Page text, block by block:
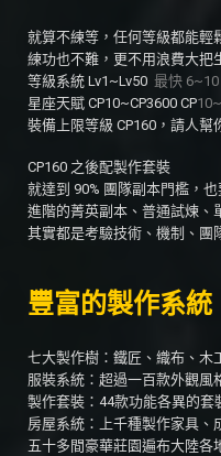
就算不練等，任何等級都能輕
練功也不難，更不用浪費大把
等級系統 Lv1~Lv50 最快
星座天賦 CP10~CP3600 CP
裝備上限等級 CP160，請人幫
CP160 之後配製作套裝
就達到 90% 團隊副本門檻，
進階的菁英副本、普通試煉、
其實都是考驗技術、機制、團
豐富的製作系統
七大製作樹：鐵匠、織布、木
服裝系統：超過一百款外觀風
製作套裝：44款功能各異的
房屋系統：上千種製作家具、
五十多間豪華莊園遍布大陸各